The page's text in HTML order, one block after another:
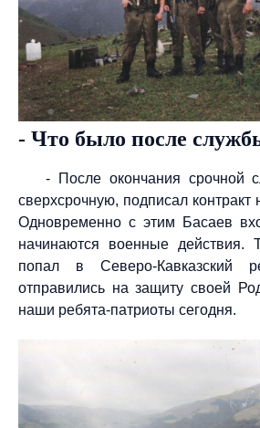
- Что было после
- После окончания срочной
сверхсрочную, подписал контракт
Одновременно с этим Басаев
начинаются военные действия.
попал в Северо-Кавказский
отправились на защиту своей
наши ребята-патриоты сегодня.